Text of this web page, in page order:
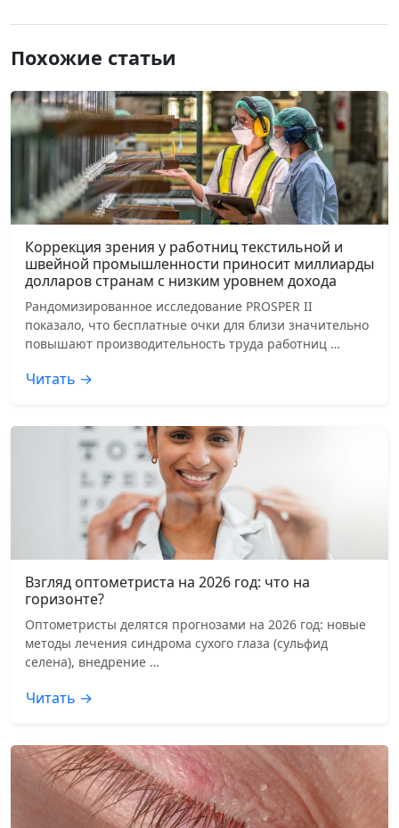
Похожие статьи
Коррекция зрения у работниц текстильной и
швейной промышленности приносит миллиарды
долларов странам с низким уровнем дохода
Рандомизированное исследование PROSPER II
показало, что бесплатные очки для близи значительно
повышают производительность труда работниц …
Читать →
Взгляд оптометриста на 2026 год: что на
горизонте?
Оптометристы делятся прогнозами на 2026 год: новые
методы лечения синдрома сухого глаза (сульфид
селена), внедрение …
Читать →